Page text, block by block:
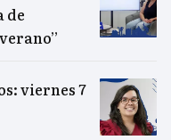
de
viernes 7